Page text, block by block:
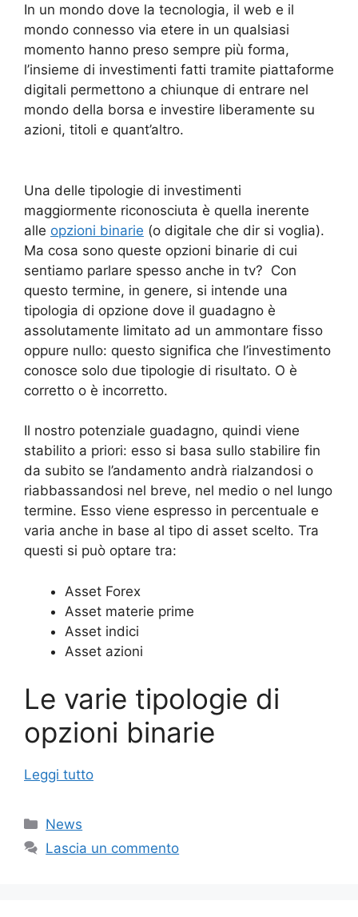
In un mondo dove la tecnologia, il web e il
mondo connesso via etere in un qualsiasi
momento hanno preso sempre più forma,
l’insieme di investimenti fatti tramite piattaforme
digitali permettono a chiunque di entrare nel
mondo della borsa e investire liberamente su
azioni, titoli e quant’altro.
Una delle tipologie di investimenti
maggiormente riconosciuta è quella inerente
alle opzioni binarie (o digitale che dir si voglia).
Ma cosa sono queste opzioni binarie di cui
sentiamo parlare spesso anche in tv? Con
questo termine, in genere, si intende una
tipologia di opzione dove il guadagno è
assolutamente limitato ad un ammontare fisso
oppure nullo: questo significa che l’investimento
conosce solo due tipologie di risultato. O è
corretto o è incorretto.
Il nostro potenziale guadagno, quindi viene
stabilito a priori: esso si basa sullo stabilire fin
da subito se l’andamento andrà rialzandosi o
riabbassandosi nel breve, nel medio o nel lungo
termine. Esso viene espresso in percentuale e
varia anche in base al tipo di asset scelto. Tra
questi si può optare tra:
Asset Forex
Asset materie prime
Asset indici
Asset azioni
Le varie tipologie di
opzioni binarie
Leggi tutto
Categorie
News
Lascia un commento